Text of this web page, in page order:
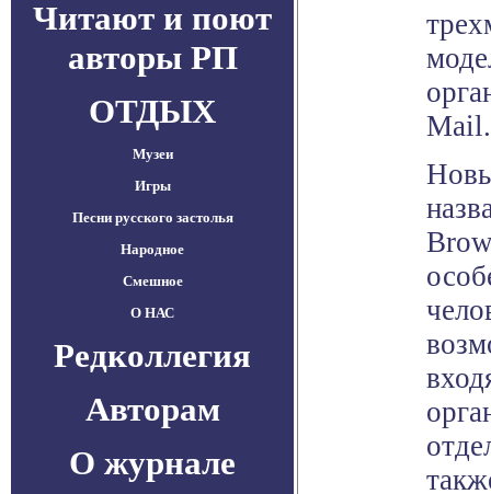
Читают и поют
авторы РП
ОТДЫХ
Музеи
Игры
Песни русского застолья
Народное
Смешное
О НАС
Редколлегия
Авторам
О журнале
Mail.